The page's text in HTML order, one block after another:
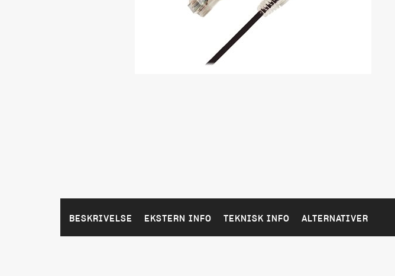
BESKRIVELSE EKSTERN INFO TEKNISK INFO ALTERNATIVER